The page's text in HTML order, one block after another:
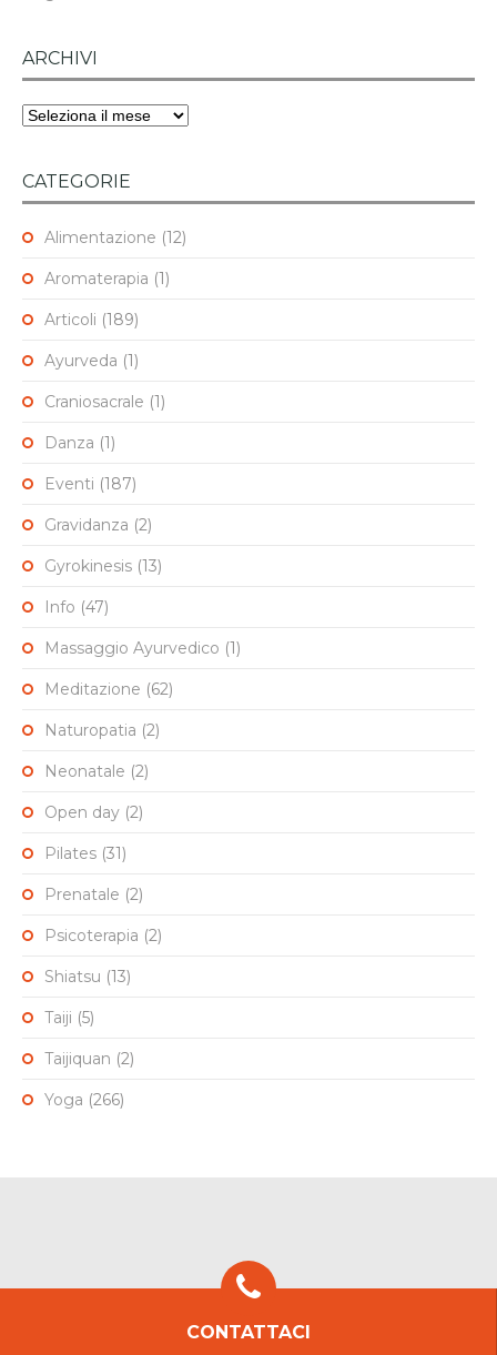
ARCHIVI
Archivi
CATEGORIE
Alimentazione (12)
Aromaterapia (1)
Articoli (189)
Ayurveda (1)
Craniosacrale (1)
Danza (1)
Eventi (187)
Gravidanza (2)
Gyrokinesis (13)
Info (47)
Massaggio Ayurvedico (1)
Meditazione (62)
Naturopatia (2)
Neonatale (2)
Open day (2)
Pilates (31)
Prenatale (2)
Psicoterapia (2)
Shiatsu (13)
Taiji (5)
Taijiquan (2)
Yoga (266)
CONTATTACI